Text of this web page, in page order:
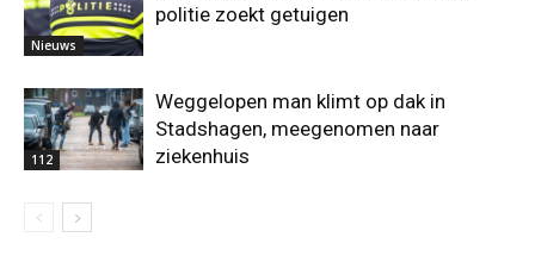
Nieuws
politie zoekt getuigen
112
Weggelopen man klimt op dak in
Stadshagen, meegenomen naar
ziekenhuis